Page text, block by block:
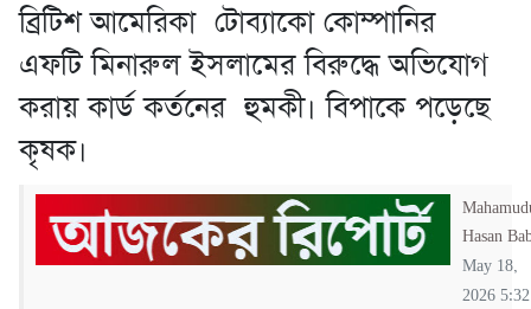
ব্রিটিশ আমেরিকা টোব্যাকো কোম্পানির
এফটি মিনারুল ইসলামের বিরুদ্ধে অভিযোগ
করায় কার্ড কর্তনের হুমকী। বিপাকে পড়েছে
কৃষক।
Hasan
May 18,
2026 5:32